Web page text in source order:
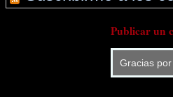
Publicar un
Gracias